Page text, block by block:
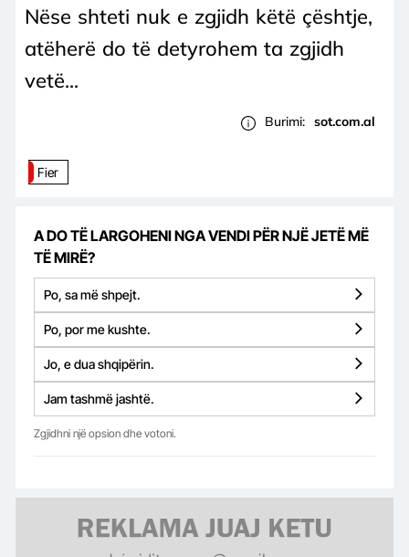
Nëse shteti nuk e zgjidh këtë çështje,
atëherë do të detyrohem ta zgjidh
vetë...
Burimi: sot.com.al
Fier
A DO TË LARGOHENI NGA VENDI PËR NJË JETË MË
TË MIRË?
Po, sa më shpejt.
Po, por me kushte.
Jo, e dua shqipërin.
Jam tashmë jashtë.
Zgjidhni një opsion dhe votoni.